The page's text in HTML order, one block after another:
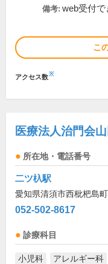
備考: web受付で
こ
アクセス数※
医療法人治門会
所在地・電話番号
二ツ杁駅
愛知県清須市西枇杷島
052-502-8617
診療科目
小児科 アレルギー科